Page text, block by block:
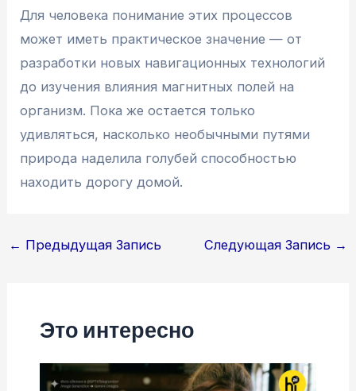
Для человека понимание этих процессов
может иметь практическое значение — от
разработки новых навигационных технологий
до изучения влияния магнитных полей на
организм. Пока же остается только
удивляться, насколько необычными путями
природа наделила голубей способностью
находить дорогу домой.
Навигация
← Предыдущая Запись Следующая Запись →
Это интересно